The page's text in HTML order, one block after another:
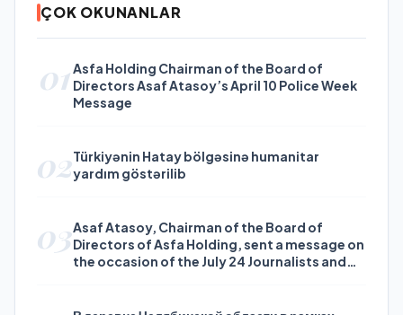
ÇOK OKUNANLAR
01Asfa Holding Chairman of the Board of
Directors Asaf Atasoy’s April 10 Police Week
Message
02Türkiyənin Hatay bölgəsinə humanitar
yardım göstərilib
03Asaf Atasoy, Chairman of the Board of
Directors of Asfa Holding, sent a message on
the occasion of the July 24 Journalists and